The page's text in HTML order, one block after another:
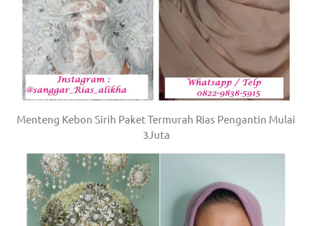
Menteng Kebon Sirih Paket Termurah Rias Pengantin Mulai
3Juta